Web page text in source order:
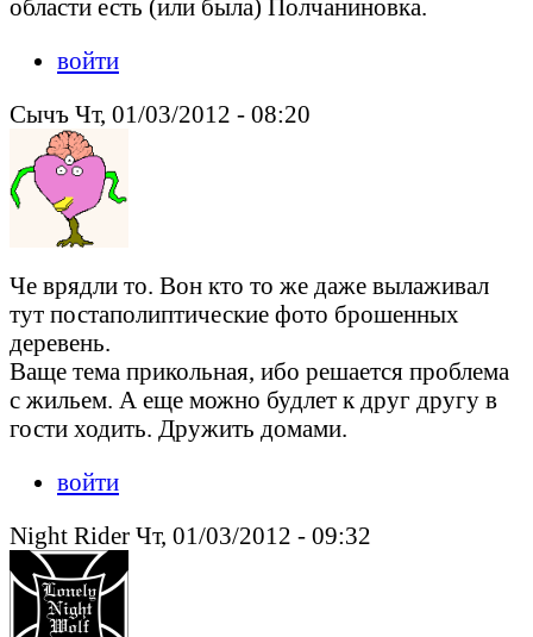
области есть (или была) Полчаниновка.
войти
Сычъ Чт, 01/03/2012 - 08:20
Че врядли то. Вон кто то же даже вылаживал
тут постаполиптические фото брошенных
деревень.
Ваще тема прикольная, ибо решается проблема
с жильем. А еще можно будлет к друг другу в
гости ходить. Дружить домами.
войти
Night Rider Чт, 01/03/2012 - 09:32